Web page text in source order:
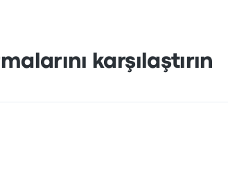
karşılaştırın